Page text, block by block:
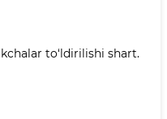
to‘ldirilishi shart.